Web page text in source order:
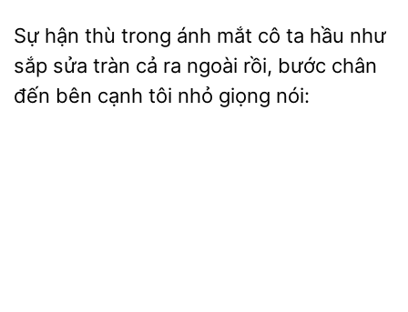
Sự
thù trong ánh mắt cô ta hầu như
sắp sửa tràn cả ra ngoài rồi,
đến bên cạnh tôi nhỏ giọng nói: